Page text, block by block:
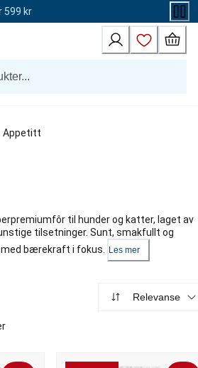
599 kr
Appetitt
til hunder og katter, laget av
tilsetninger. Sunt, smakfullt og
bærekraft i fokus.
Les mer
Relevanse